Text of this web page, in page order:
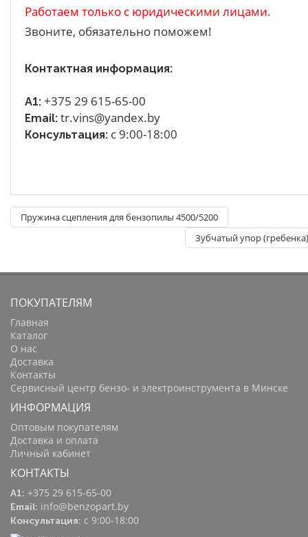
Работаем только с юридическими лицами.
Звоните, обязательно поможем!
Контактная информация:
A1: +375 29 615-65-00
Email: tr.vins@yandex.by
Консультация: с 9:00-18:00
Пружина сцепления для бензопилы 4500/5200
Зубчатый упор
ПОКУПАТЕЛЯМ
Главная
Каталог
О нас
Доставка
Контакты
Сервисный центр бензо- и электроинструмента в Минске
ИНФОРМАЦИЯ
Оптовым покупателям
Доставка и оплата
Личный кабинет
КОНТАКТЫ
A1: +375 29 615-65-00
Email: info@benzopart.by
Консультация: с 9:00-18:00